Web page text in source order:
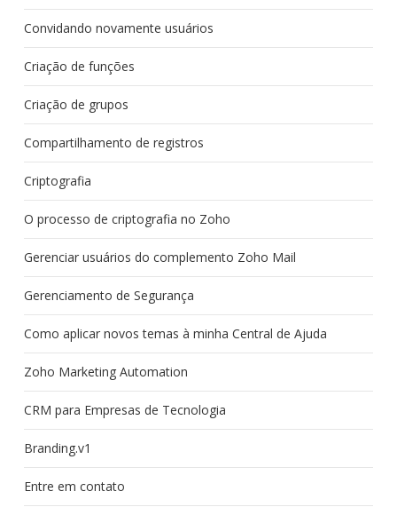
Convidando novamente usuários
Criação de funções
Criação de grupos
Compartilhamento de registros
Criptografia
O processo de criptografia no Zoho
Gerenciar usuários do complemento Zoho Mail
Gerenciamento de Segurança
Como aplicar novos temas à minha Central de Ajuda
Zoho Marketing Automation
CRM para Empresas de Tecnologia
Branding.v1
Entre em contato